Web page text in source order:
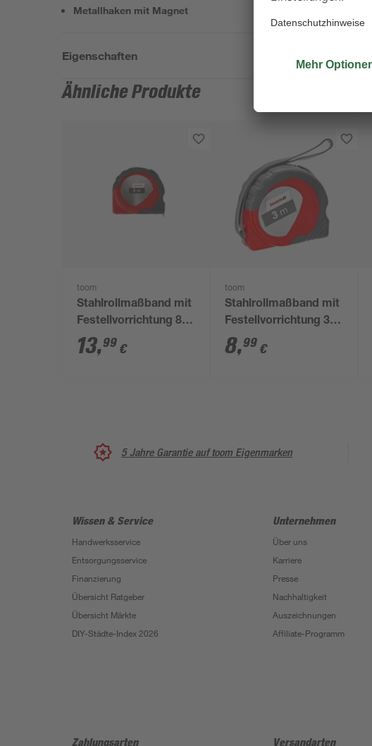
Metallhaken mit Magnet
Eigenschaften
Ähnliche Produkte
toom
Stahlrollmaßband mit
Festellvorrichtung 8
m
13,99 €
toom
Stahlrollmaßband mit
Festellvorrichtung 3
m
8,99 €
5 Jahre Garantie auf toom Eigenmarken
Wissen & Service
Handwerksservice
Entsorgungsservice
Finanzierung
Übersicht Ratgeber
Übersicht Märkte
DIY-Städte-Index 2026
Unternehmen
Über uns
Karriere
Presse
Nachhaltigkeit
Auszeichnungen
Affiliate-Programm
Zahlungsarten Versandarten